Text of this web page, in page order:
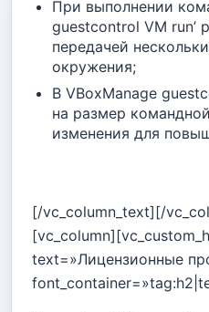
При выполнении
guestcontrol VM run’
передачей
окружения;
В VBoxManage
на размер
изменения для
[/vc_column_text][/
text=»Лицензионные